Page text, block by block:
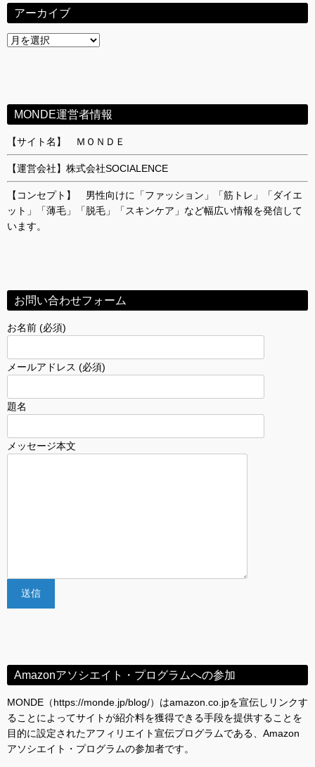
アーカイブ
ア
MONDE運営者情報
【サイト名】 ＭＯＮＤＥ
【運営会社】株式会社SOCIALENCE
【コンセプト】 男性向けに「ファッション」「筋トレ」「ダイエ
ット」「薄毛」「脱毛」「スキンケア」など幅広い情報を発信して
います。
お問い合わせフォーム
お名前 (必須)
メールアドレス (必須)
題名
メッセージ本文
Amazonアソシエイト・プログラムへの参加
MONDE（https://monde.jp/blog/）はamazon.co.jpを宣伝しリンクす
ることによってサイトが紹介料を獲得できる手段を提供することを
目的に設定されたアフィリエイト宣伝プログラムである、Amazon
アソシエイト・プログラムの参加者です。